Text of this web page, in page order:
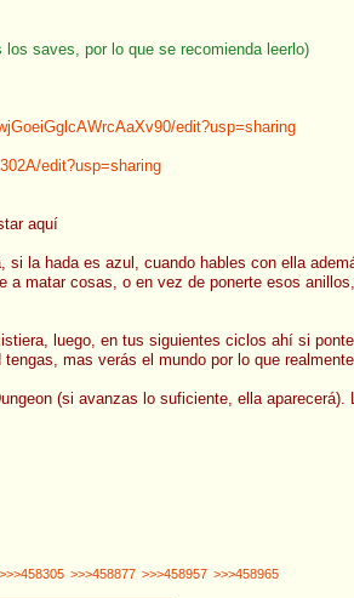
saves, por lo que se recomienda leerlo)
edit?usp=sharing
edit?usp=sharing
aquí
la hada es azul, cuando hables con ella
matar cosas, o en vez de ponerte esos
luego, en tus siguientes ciclos ahí si
mas verás el mundo por lo que realmente
(si avanzas lo suficiente, ella
>>>458305 >>>458877 >>>458957 >>>458965